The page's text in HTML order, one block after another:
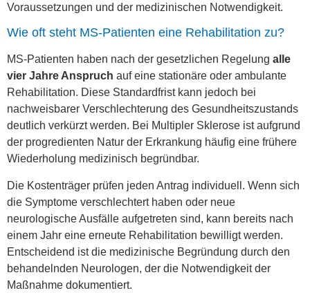
Voraussetzungen und der medizinischen Notwendigkeit.
Wie oft steht MS-Patienten eine Rehabilitation zu?
MS-Patienten haben nach der gesetzlichen Regelung alle
vier Jahre Anspruch auf eine stationäre oder ambulante
Rehabilitation. Diese Standardfrist kann jedoch bei
nachweisbarer Verschlechterung des Gesundheitszustands
deutlich verkürzt werden. Bei Multipler Sklerose ist aufgrund
der progredienten Natur der Erkrankung häufig eine frühere
Wiederholung medizinisch begründbar.
Die Kostenträger prüfen jeden Antrag individuell. Wenn sich
die Symptome verschlechtert haben oder neue
neurologische Ausfälle aufgetreten sind, kann bereits nach
einem Jahr eine erneute Rehabilitation bewilligt werden.
Entscheidend ist die medizinische Begründung durch den
behandelnden Neurologen, der die Notwendigkeit der
Maßnahme dokumentiert.